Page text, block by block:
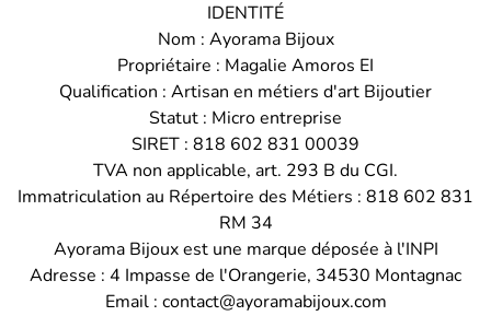
IDENTITÉ
Nom : Ayorama Bijoux
Propriétaire : Magalie Amoros EI
Qualification : Artisan en métiers d'art Bijoutier
Statut : Micro entreprise
SIRET : 818 602 831 00039
TVA non applicable, art. 293 B du CGI.
Immatriculation au Répertoire des Métiers : 818 602 831
RM 34
Ayorama Bijoux est une marque déposée à l'INPI
Adresse : 4 Impasse de l'Orangerie, 34530 Montagnac
Email : contact@ayoramabijoux.com